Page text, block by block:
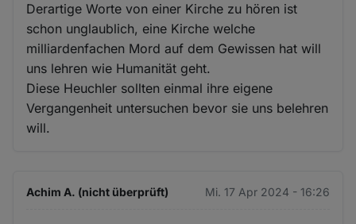
Derartige Worte von einer Kirche zu hören ist
schon unglaublich, eine Kirche welche
milliardenfachen Mord auf dem Gewissen hat will
uns lehren wie Humanität geht.
Diese Heuchler sollten einmal ihre eigene
Vergangenheit untersuchen bevor sie uns belehren
will.
Achim A. (nicht überprüft) Mi. 17 Apr 2024 - 16:26